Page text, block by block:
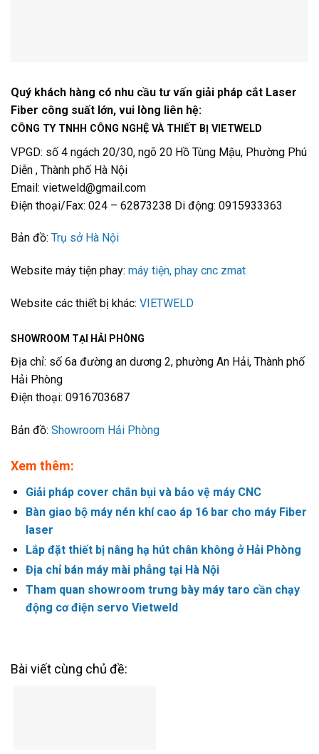
Quý khách hàng có nhu cầu tư vấn giải pháp cắt Laser
Fiber công suất lớn, vui lòng liên hệ:
CÔNG TY TNHH CÔNG NGHỆ VÀ THIẾT BỊ VIETWELD
VPGD: số 4 ngách 20/30, ngõ 20 Hồ Tùng Mậu, Phường Phú
Diễn , Thành phố Hà Nội
Email: vietweld@gmail.com
Điện thoại/Fax: 024 – 62873238 Di động: 0915933363
Bản đồ: Trụ sở Hà Nội
Website máy tiện phay: máy tiện, phay cnc zmat
Website các thiết bị khác: VIETWELD
SHOWROOM TẠI HẢI PHÒNG
Địa chỉ: số 6a đường an dương 2, phường An Hải, Thành phố
Hải Phòng
Điện thoại: 0916703687
Bản đồ: Showroom Hải Phòng
Xem thêm:
Giải pháp cover chắn bụi và bảo vệ máy CNC
Bàn giao bộ máy nén khí cao áp 16 bar cho máy Fiber
laser
Lắp đặt thiết bị nâng hạ hút chân không ở Hải Phòng
Địa chỉ bán máy mài phẳng tại Hà Nội
Tham quan showroom trưng bày máy taro cần chạy
động cơ điện servo Vietweld
Bài viết cùng chủ đề: